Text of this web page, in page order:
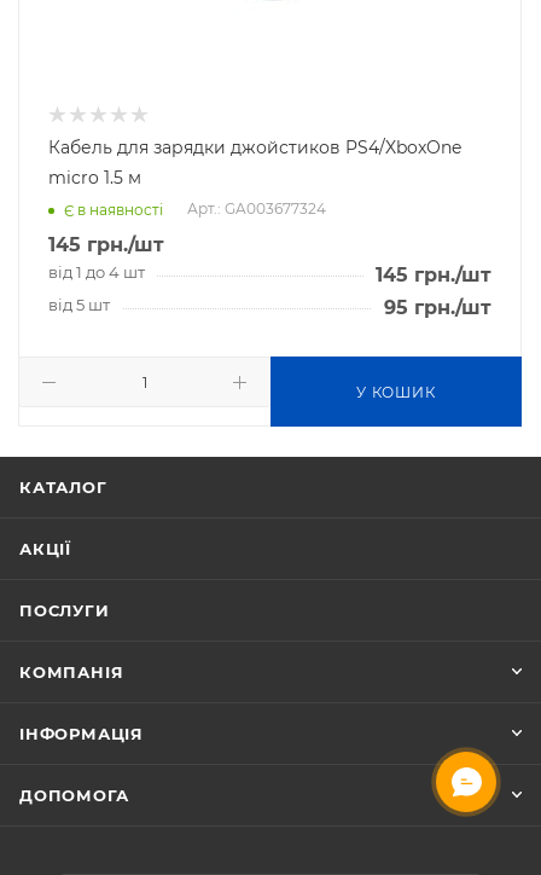
Кабель для зарядки джойстиков PS4/XboxOne
micro 1.5 м
Є в наявності Арт.: GA003677324
145 грн./шт
від 1 до 4 шт 145 грн./шт
від 5 шт 95 грн./шт
У КОШИК
КАТАЛОГ
АКЦІЇ
ПОСЛУГИ
КОМПАНІЯ
ІНФОРМАЦІЯ
ДОПОМОГА
ОНЛАЙН ЧАТ